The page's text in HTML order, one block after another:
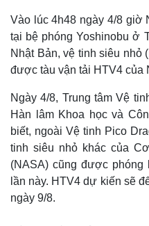
Vào lúc 4h48 ngày 4/8 giờ
tại bệ phóng Yoshinobu ở
Nhật Bản, vệ tinh siêu nhỏ
được tàu vận tải HTV4 của
Ngày 4/8, Trung tâm Vệ
Hàn lâm Khoa học và
biết, ngoài Vệ tinh Pico
tinh siêu nhỏ khác của
(NASA) cũng được phóng
lần này. HTV4 dự kiến sẽ
ngày 9/8.